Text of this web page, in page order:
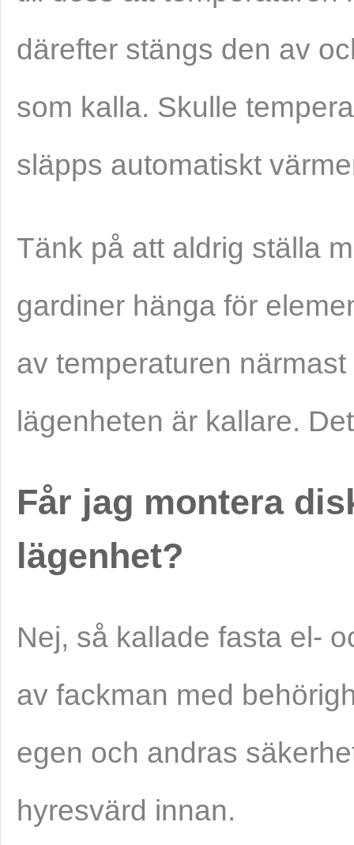
därefter stängs den av
som kalla. Skulle
släpps automatiskt
Tänk på att aldrig ställa
gardiner hänga för
av temperaturen
lägenheten är kallare.
Får jag montera
lägenhet?
Nej, så kallade fasta el-
av fackman med
egen och andras
hyresvärd innan.